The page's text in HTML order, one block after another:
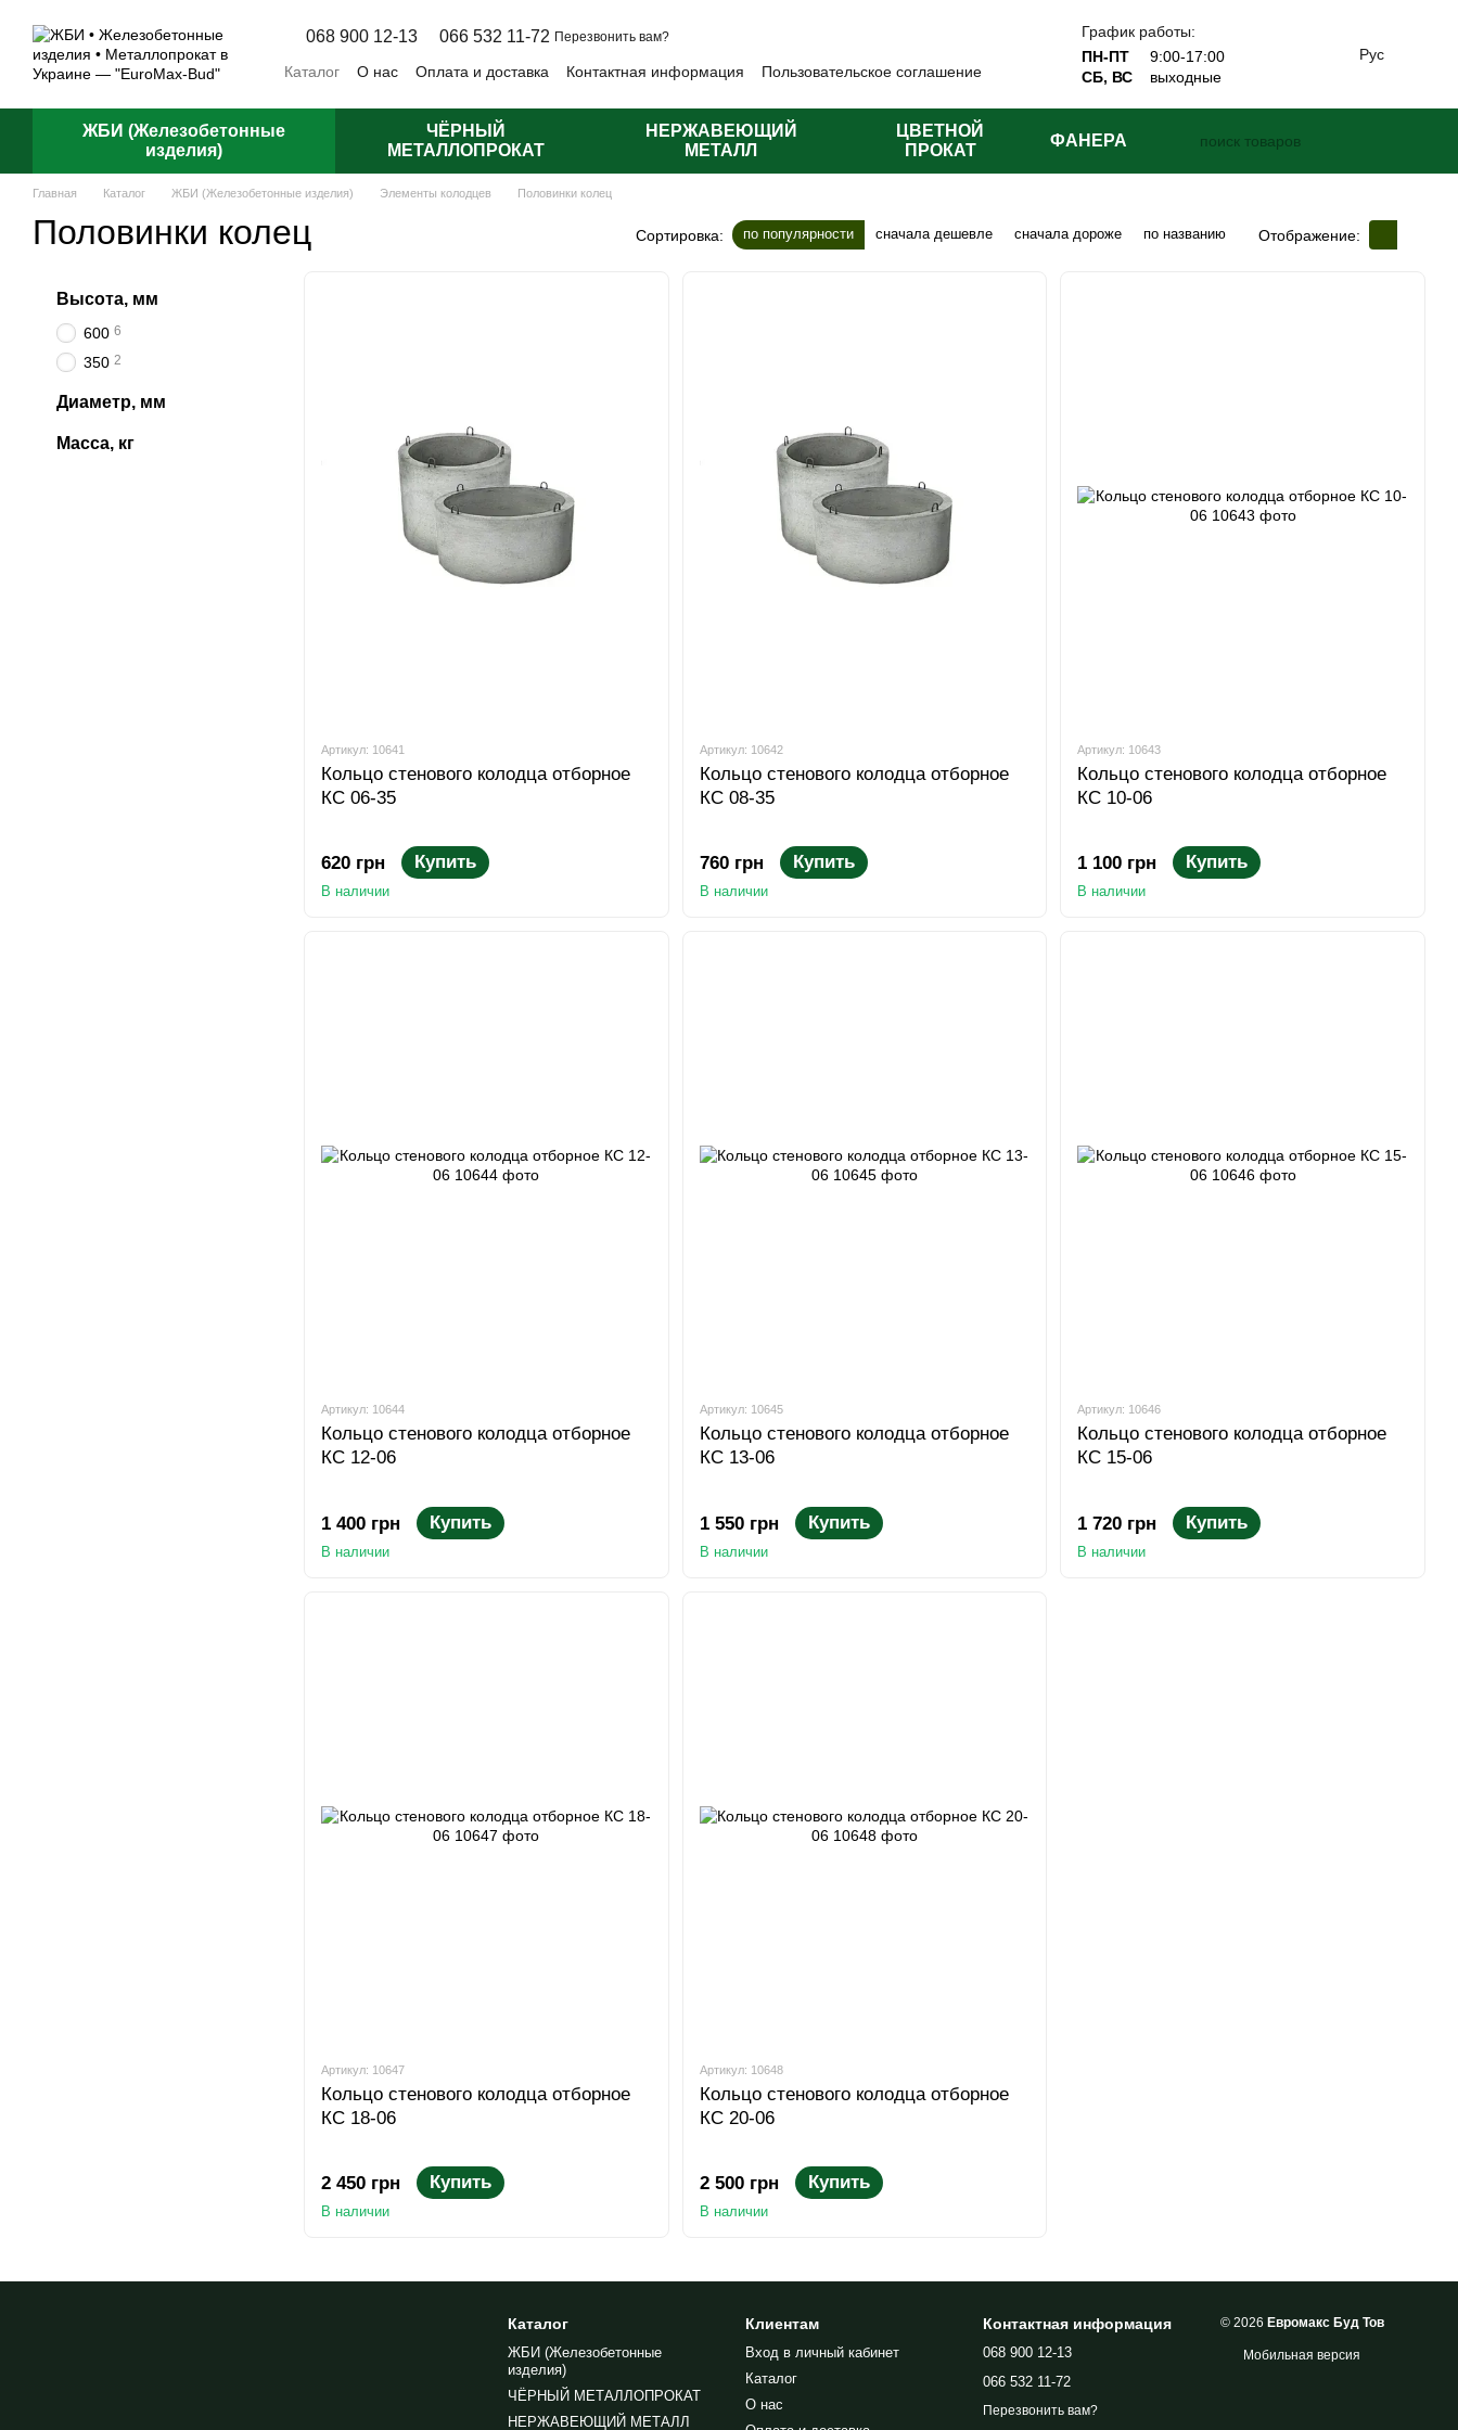
068 900 12-13 066 532 11-72 Перезвонить вам?
Каталог О нас Оплата и доставка Контактная информация
Пользовательское соглашение
График работы:
ПН-ПТ
9:00-17:00
СБ, ВС
выходные
Рус
ЖБИ (Железобетонные
изделия)
ЧЁРНЫЙ
МЕТАЛЛОПРОКАТ
НЕРЖАВЕЮЩИЙ
МЕТАЛЛ
ЦВЕТНОЙ
ПРОКАТ
ФАНЕРА
Главная Каталог ЖБИ (Железобетонные изделия) Элементы колодцев Половинки колец
Половинки колец Сортировка: по популярности сначала дешевле сначала дороже по названию Отображение:
Артикул: 10641
Кольцо стенового колодца отборное
КС 06-35
620 грн Купить
В наличии
Артикул: 10642
Кольцо стенового колодца отборное
КС 08-35
760 грн Купить
В наличии
Артикул: 10643
Кольцо стенового колодца отборное
КС 10-06
1 100 грн Купить
В наличии
Артикул: 10644
Кольцо стенового колодца отборное
КС 12-06
1 400 грн Купить
В наличии
Артикул: 10645
Кольцо стенового колодца отборное
КС 13-06
1 550 грн Купить
В наличии
Артикул: 10646
Кольцо стенового колодца отборное
КС 15-06
1 720 грн Купить
В наличии
Артикул: 10647
Кольцо стенового колодца отборное
КС 18-06
2 450 грн Купить
В наличии
Артикул: 10648
Кольцо стенового колодца отборное
КС 20-06
2 500 грн Купить
В наличии
Высота, мм
600 6
350 2
Диаметр, мм
Масса, кг
Каталог
ЖБИ (Железобетонные
изделия)
ЧЁРНЫЙ МЕТАЛЛОПРОКАТ
НЕРЖАВЕЮЩИЙ МЕТАЛЛ
Клиентам
Вход в личный кабинет
Каталог
О нас
Контактная информация
068 900 12-13
066 532 11-72
Перезвонить вам?
© 2026 Евромакс Буд Тов
Мобильная версия